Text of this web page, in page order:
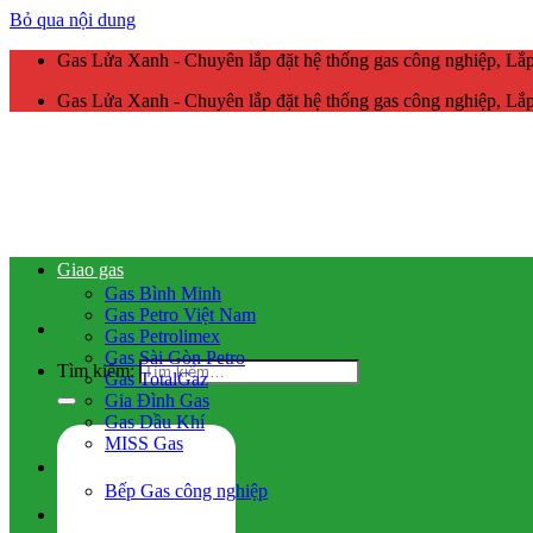
Bỏ qua nội dung
Gas Lửa Xanh - Chuyên lắp đặt hệ thống gas công nghiệp,
Gas Lửa Xanh - Chuyên lắp đặt hệ thống gas công nghiệp,
Tìm kiếm:
Giao gas
Gas Bình Minh
Gas Petro Việt Nam
Gas Petrolimex
Gas Sài Gòn Petro
Gas TotalGaz
Gia Đình Gas
Gas Dầu Khí
MISS Gas
Bếp Gas công nghiệp